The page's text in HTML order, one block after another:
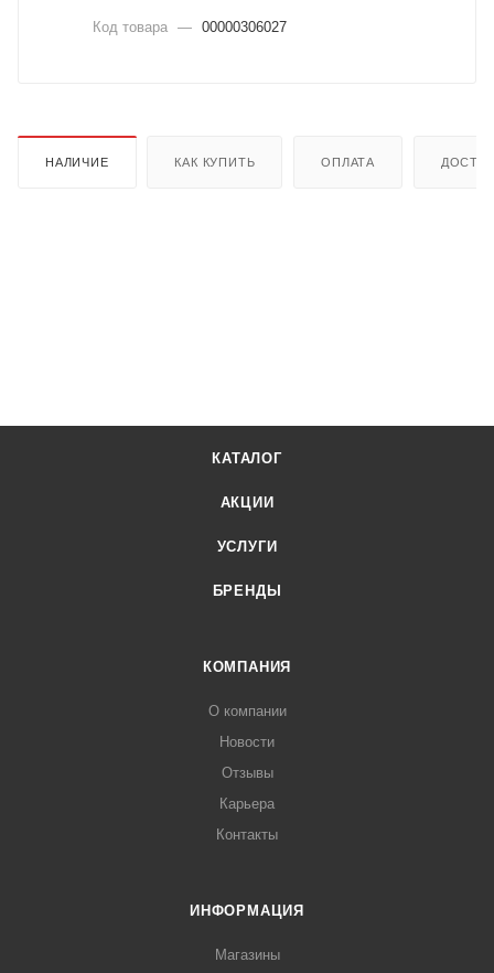
Код товара — 00000306027
НАЛИЧИЕ КАК КУПИТЬ ОПЛАТА
КАТАЛОГ
АКЦИИ
УСЛУГИ
БРЕНДЫ
КОМПАНИЯ
О компании
Новости
Отзывы
Карьера
Контакты
ИНФОРМАЦИЯ
Магазины